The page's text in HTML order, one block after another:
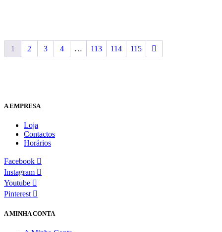
1 2 3 4 … 113 114 115
A EMPRESA
Loja
Contactos
Horários
Facebook
Instagram
Youtube
Pinterest
A MINHA CONTA